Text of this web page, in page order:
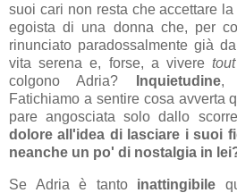
suoi cari non resta che accettare
egoista di una donna che, per
rinunciato paradossalmente già
vita serena e, forse, a vivere
colgono Adria?
Inquietudine,
Fatichiamo a sentire cosa avverta
pare angosciata solo dallo
dolore all'idea di lasciare i suoi
neanche un po' di nostalgia in
Se Adria è tanto inattingibile